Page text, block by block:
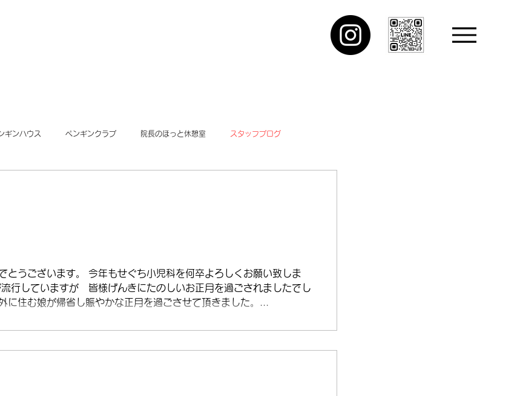
ギンハウス ペンギンクラブ 院長のほっと休憩室 スタッフブログ
とうございます。 今年もせぐち小児科を何卒よろしくお願い致しま
行していますが 皆様げんきにたのしいお正月を過ごされましたでし
に住む娘が帰省し賑やかな正月を過ごさせて頂きました。...